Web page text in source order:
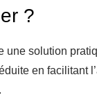
?
une solution
en facilitant
.